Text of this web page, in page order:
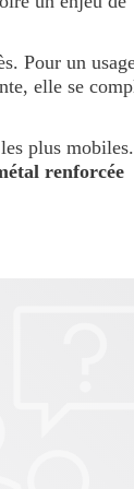
Pour un
elle se
plus
renforcée